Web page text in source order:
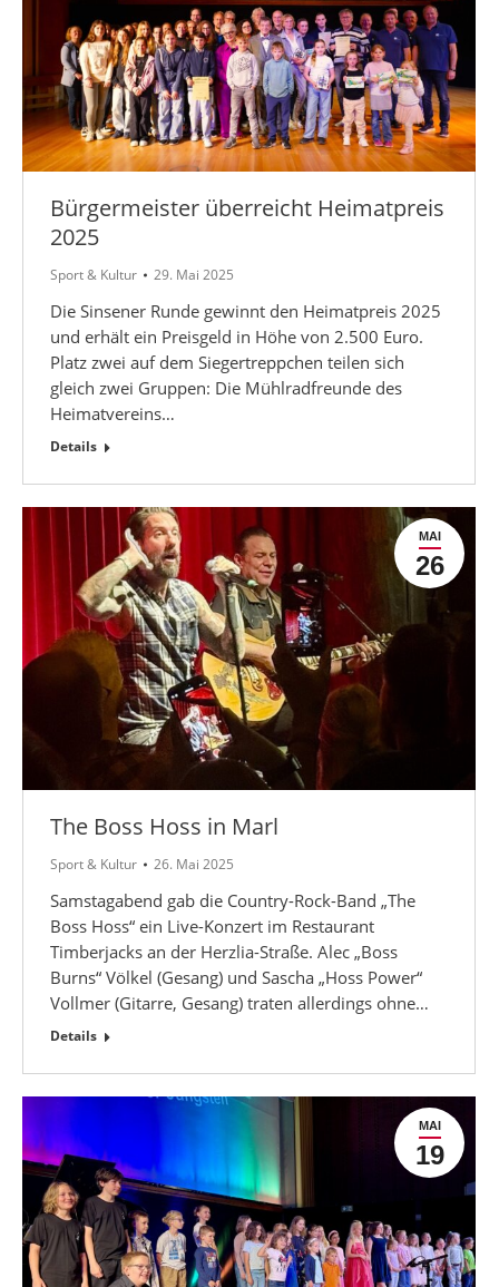
Bürgermeister überreicht Heimatpreis
2025
Sport & Kultur 29. Mai 2025
Die Sinsener Runde gewinnt den Heimatpreis 2025
und erhält ein Preisgeld in Höhe von 2.500 Euro.
Platz zwei auf dem Siegertreppchen teilen sich
gleich zwei Gruppen: Die Mühlradfreunde des
Heimatvereins…
Details
MAI
26
The Boss Hoss in Marl
Sport & Kultur 26. Mai 2025
Samstagabend gab die Country-Rock-Band „The
Boss Hoss“ ein Live-Konzert im Restaurant
Timberjacks an der Herzlia-Straße. Alec „Boss
Burns“ Völkel (Gesang) und Sascha „Hoss Power“
Vollmer (Gitarre, Gesang) traten allerdings ohne…
Details
MAI
19